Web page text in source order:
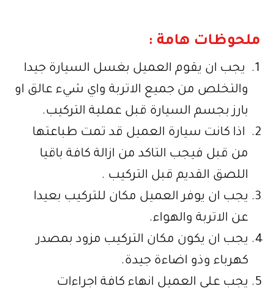
ملحوظات هامة :
يجب ان يقوم العميل بغسل السيارة جيدا
والتخلص من جميع الاتربة واي شيء عالق او
بارز بجسم السيارة قبل عملية التركيب.
اذا كانت سيارة العميل قد تمت طباعتها
من قبل فيجب التاكد من ازالة كافة باقيا
اللصق القديم قبل التركيب .
يجب ان يوفر العميل مكان للتركيب بعيدا
عن الاتربة والهواء.
يجب ان يكون مكان التركيب مزود بمصدر
كهرباء وذو اضاءة جيدة.
يجب على العميل انهاء كافة اجراءات